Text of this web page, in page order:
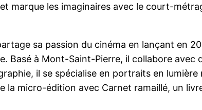
marque les imaginaires avec le court-
sa passion du cinéma en lançant en
Basé à Mont-Saint-Pierre, il collabore avec
il se spécialise en portraits en lumière
micro-édition avec Carnet ramaillé, un